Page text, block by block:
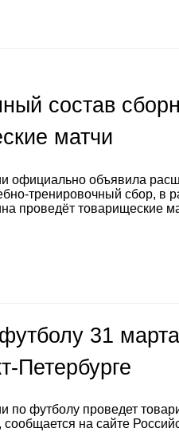
состав
матчи
официально объявила
тренировочный сбор, в
проведёт товарищеские
31
Петербурге
по футболу проведет
на сайте